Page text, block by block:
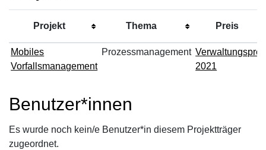
Projekt Thema Preis
Mobiles
Vorfallsmanagement
Prozessmanagement
2021
Benutzer*innen
Es wurde noch kein/e Benutzer*in diesem Projektträger
zugeordnet.